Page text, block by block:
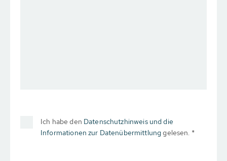
Ich habe den Datenschutzhinweis und die
Informationen zur Datenübermittlunggelesen. *